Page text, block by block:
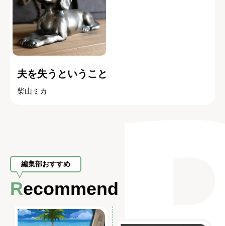
夫を失うということ
柴山ミカ
編集部おすすめ
Recommend